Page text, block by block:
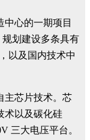
心的一期项目
划建设多条具有
以及国内技术中
主芯片技术。芯
术以及碳化硅
三大电压平台。